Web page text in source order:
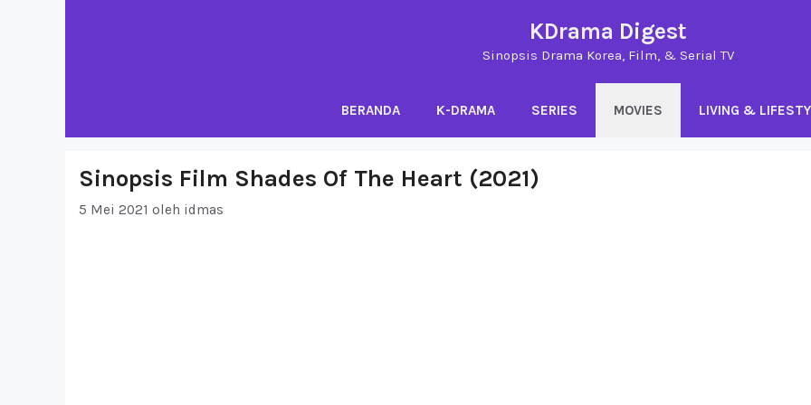
KDrama Digest
Sinopsis Drama Korea, Film, & Serial TV
BERANDA K-DRAMA SERIES MOVIES LIVING &
Sinopsis Film Shades Of The Heart (2021)
5 Mei 2021 oleh idmas